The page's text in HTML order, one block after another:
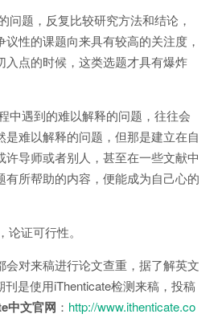
问题，反复比较研究方法和结论，
性的课题向来具有较高的关注度，
入点的时候，这类选题才具有爆炸
中遇到的难以解释的问题，往往会
是难以解释的问题，但那是建立在自
导师或者别人，甚至在一些文献中
有所帮助的内容，便能成为自己心的
证可行性。
会对来稿进行论文查重，据了解英文
是使用iThenticate检测来稿，投稿
中文官网 ： http://www.ithenticate.co